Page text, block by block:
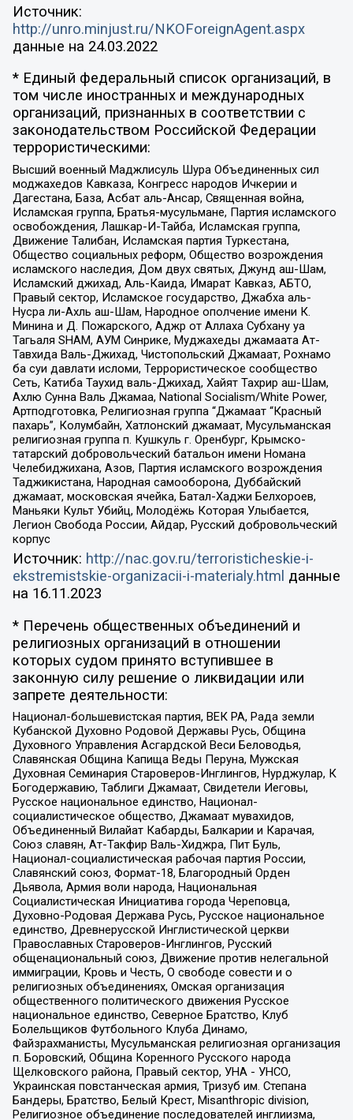
Источник:
http://unro.minjust.ru/NKOForeignAgent.aspx
данные на 24.03.2022
* Единый федеральный список организаций, в
том числе иностранных и международных
организаций, признанных в соответствии с
законодательством Российской Федерации
террористическими:
Высший военный Маджлисуль Шура Объединенных сил
моджахедов Кавказа, Конгресс народов Ичкерии и
Дагестана, База, Асбат аль-Ансар, Священная война,
Исламская группа, Братья-мусульмане, Партия исламского
освобождения, Лашкар-И-Тайба, Исламская группа,
Движение Талибан, Исламская партия Туркестана,
Общество социальных реформ, Общество возрождения
исламского наследия, Дом двух святых, Джунд аш-Шам,
Исламский джихад, Аль-Каида, Имарат Кавказ, АБТО,
Правый сектор, Исламское государство, Джабха аль-
Нусра ли-Ахль аш-Шам, Народное ополчение имени К.
Минина и Д. Пожарского, Аджр от Аллаха Субхану уа
Тагьаля SHAM, АУМ Синрике, Муджахеды джамаата Ат-
Тавхида Валь-Джихад, Чистопольский Джамаат, Рохнамо
ба суи давлати исломи, Террористическое сообщество
Сеть, Катиба Таухид валь-Джихад, Хайят Тахрир аш-Шам,
Ахлю Сунна Валь Джамаа, National Socialism/White Power,
Артподготовка, Религиозная группа “Джамаат “Красный
пахарь”, Колумбайн, Хатлонский джамаат, Мусульманская
религиозная группа п. Кушкуль г. Оренбург, Крымско-
татарский добровольческий батальон имени Номана
Челебиджихана, Азов, Партия исламского возрождения
Таджикистана, Народная самооборона, Дуббайский
джамаат, московская ячейка, Батал-Хаджи Белхороев,
Маньяки Культ Убийц, Молодёжь Которая Улыбается,
Легион Свобода России, Айдар, Русский добровольческий
корпус
Источник: http://nac.gov.ru/terroristicheskie-i-
ekstremistskie-organizacii-i-materialy.html данные
на 16.11.2023
* Перечень общественных объединений и
религиозных организаций в отношении
которых судом принято вступившее в
законную силу решение о ликвидации или
запрете деятельности:
Национал-большевистская партия, ВЕК РА, Рада земли
Кубанской Духовно Родовой Державы Русь, Община
Духовного Управления Асгардской Веси Беловодья,
Славянская Община Капища Веды Перуна, Мужская
Духовная Семинария Староверов-Инглингов, Нурджулар, К
Богодержавию, Таблиги Джамаат, Свидетели Иеговы,
Русское национальное единство, Национал-
социалистическое общество, Джамаат мувахидов,
Объединенный Вилайат Кабарды, Балкарии и Карачая,
Союз славян, Ат-Такфир Валь-Хиджра, Пит Буль,
Национал-социалистическая рабочая партия России,
Славянский союз, Формат-18, Благородный Орден
Дьявола, Армия воли народа, Национальная
Социалистическая Инициатива города Череповца,
Духовно-Родовая Держава Русь, Русское национальное
единство, Древнерусской Инглистической церкви
Православных Староверов-Инглингов, Русский
общенациональный союз, Движение против нелегальной
иммиграции, Кровь и Честь, О свободе совести и о
религиозных объединениях, Омская организация
общественного политического движения Русское
национальное единство, Северное Братство, Клуб
Болельщиков Футбольного Клуба Динамо,
Файзрахманисты, Мусульманская религиозная организация
п. Боровский, Община Коренного Русского народа
Щелковского района, Правый сектор, УНА - УНСО,
Украинская повстанческая армия, Тризуб им. Степана
Бандеры, Братство, Белый Крест, Misanthropic division,
Религиозное объединение последователей инглиизма,